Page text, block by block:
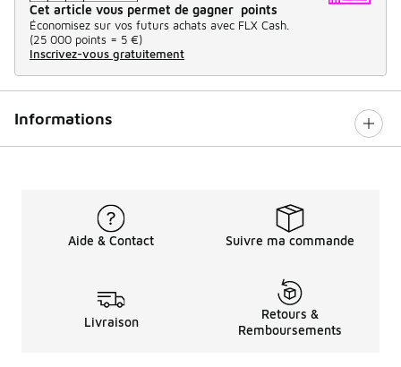
Cet article vous permet de gagner points
Économisez sur vos futurs achats avec FLX Cash.
(25 000 points = 5 €)
Inscrivez-vous gratuitement
Informations
Aide & Contact Suivre ma commande
Livraison
Retours &
Remboursements